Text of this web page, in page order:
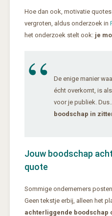
Hoe dan ook, motivatie
vergroten, aldus onderzoek in
het onderzoek stelt ook: je
De enige manier
écht overkomt, is
voor je publiek.
boodschap in
Jouw boodschap
quote
Sommige ondernemers
Geen tekstje erbij, alleen het
achterliggende boodschap